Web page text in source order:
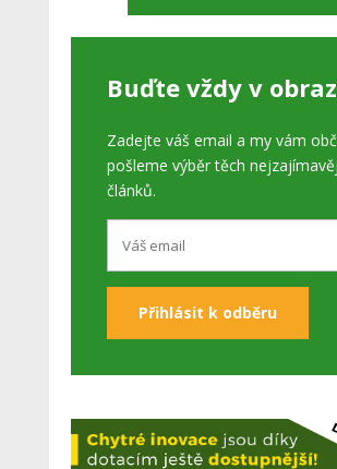
Buďte vždy v
Zadejte váš email a my vám
pošleme výběr těch
článků.